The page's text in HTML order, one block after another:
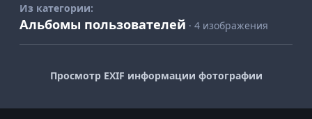
Из категории:
Альбомы пользователей · 4 изображения
Просмотр EXIF информации фотографии